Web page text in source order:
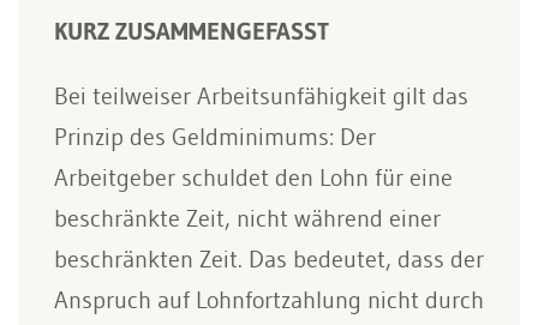
KURZ ZUSAMMENGEFASST
Bei teilweiser Arbeitsunfähigkeit gilt das
Prinzip des Geldminimums: Der
Arbeitgeber schuldet den Lohn für eine
beschränkte Zeit, nicht während einer
beschränkten Zeit. Das bedeutet, dass der
Anspruch auf Lohnfortzahlung nicht durch